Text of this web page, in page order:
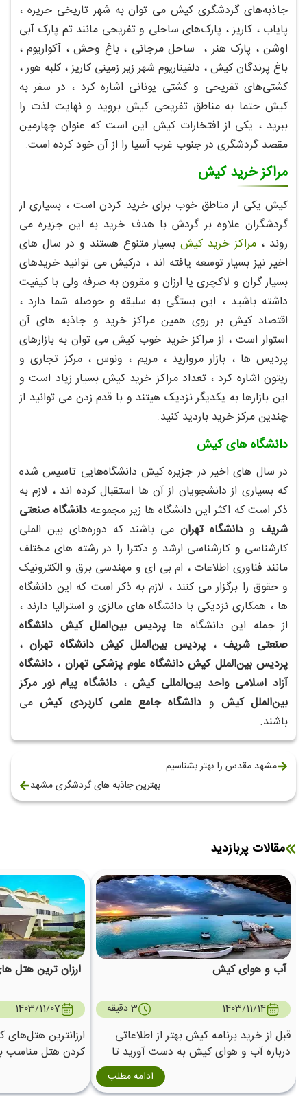
جاذبه‌های گردشگری کیش می توان به شهر تاریخی حریره ،
پایاب ، کاریز ، پارک‌های ساحلی و تفریحی مانند تم پارک آبی
اوشن ، پارک هنر ، ساحل مرجانی ، باغ وحش ، آکواریوم ،
باغ پرندگان کیش ، دلفیناریوم شهر زیر زمینی کاریز ، کلبه هور ،
کشتی‌های تفریحی و کشتی یونانی اشاره کرد ، در سفر به
کیش حتما به مناطق تفریحی کیش بروید و نهایت لذت را
ببرید ، یکی از افتخارات کیش این است که عنوان چهارمین
مقصد گردشگری در جنوب غرب آسیا را از آن خود کرده است.
مراکز خرید کیش
کیش یکی از مناطق خوب برای خرید کردن است ، بسیاری از
گردشگران علاوه بر گردش با هدف خرید به این جزیره می
روند ، مراکز خرید کیشبسیار متنوع هستند و در سال های
اخیر نیز بسیار توسعه یافته اند ، درکیش می توانید خریدهای
بسیار گران و لاکچری یا ارزان و مقرون به صرفه ولی با کیفیت
داشته باشید ، این بستگی به سلیقه و حوصله شما دارد ،
اقتصاد کیش بر روی همین مراکز خرید و جاذبه های آن
استوار است ، از مراکز خرید خوب کیش می توان به بازارهای
پردیس ها ، بازار مروارید ، مریم ، ونوس ، مرکز تجاری و
زیتون اشاره کرد ، تعداد مراکز خرید کیش بسیار زیاد است و
این بازارها به یکدیگر نزدیک هیتند و با قدم زدن می توانید از
چندین مرکز خرید باردید کنید.
دانشگاه های کیش
در سال های اخیر در جزیره کیش دانشگاه‌هایی تاسیس شده
که بسیاری از دانشجویان از آن ها استقبال کرده اند ، لازم به
ذکر است که اکثر این دانشگاه ها زیر مجموعه دانشگاه صنعتی
شریف و دانشگاه تهران می باشند که دوره‌های بین الملی
کارشناسی و کارشناسی ارشد و دکترا را در رشته ‌های مختلف
مانند فناوری اطلاعات ، ام ‌بی ‌ای و مهندسی برق و الکترونیک
و حقوق را برگزار می کنند ، لازم به ذکر است که این دانشگاه
ها ، همکاری نزدیکی با دانشگاه ‌های مالزی و استرالیا دارند ،
از جمله این دانشگاه هاپردیس بین‌الملل کیش دانشگاه
صنعتی شریف ، پردیس بین‌الملل کیش دانشگاه تهران،
پردیس بین‌الملل کیش دانشگاه علوم پزشکی تهران ، دانشگاه
آزاد اسلامی واحد بین‌المللی کیش، دانشگاه پیام نور مرکز
بین‌الملل کیش و دانشگاه جامع علمی کاربردی کیشمی
باشند.
مشهد مقدس را بهتر بشناسیم
بهترین جاذبه های گردشگری مشهد
مقالات پربازدید
آب و هوای کیش
1403/11/14 3 دقیقه
قبل از خرید برنامه کیش بهتر از اطلاعاتی
درباره آب و هوای کیش به دست آورید تا
بتوانید بهترین زمان را برای سفر به این
جزیره جنوبی برگزینید.
ادامه مطلب
ارزان ترین هتل‌
1403/11/07
ارزانترین هتل‌های
کردن هتل مناسب